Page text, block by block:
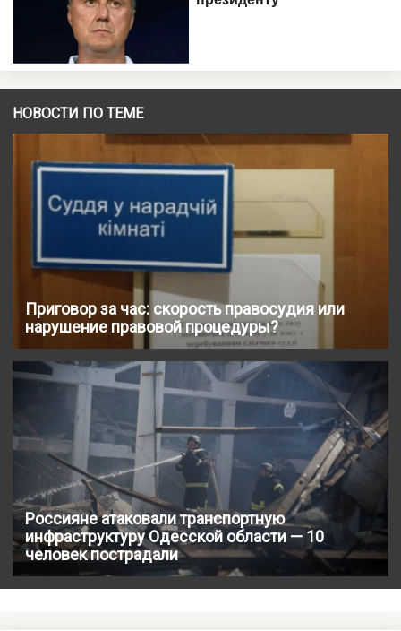
НОВОСТИ ПО ТЕМЕ
Приговор за час: скорость правосудия или
нарушение правовой процедуры?
Россияне атаковали транспортную
инфраструктуру Одесской области — 10
человек пострадали